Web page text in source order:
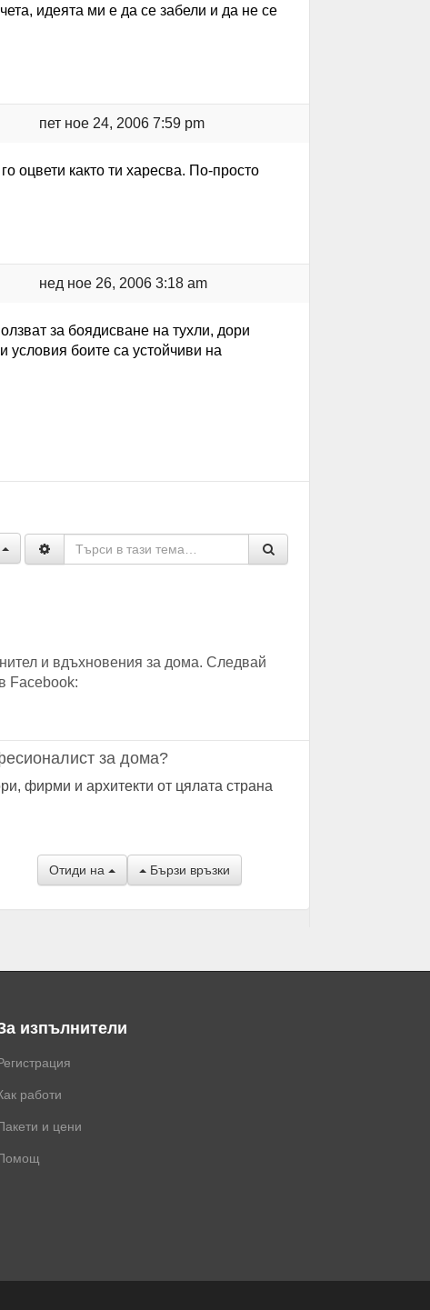
идеята ми е да се забели и да не се
пет ное 24, 2006 7:59 pm
оцвети както ти харесва. По-просто
нед ное 26, 2006 3:18 am
за боядисване на тухли, дори
условия боите са устойчиви на
и вдъхновения за дома. Следвай
Facebook:
за дома?
фирми и архитекти от цялата страна
Отиди на Бързи връзки
изпълнители
работи
и цени